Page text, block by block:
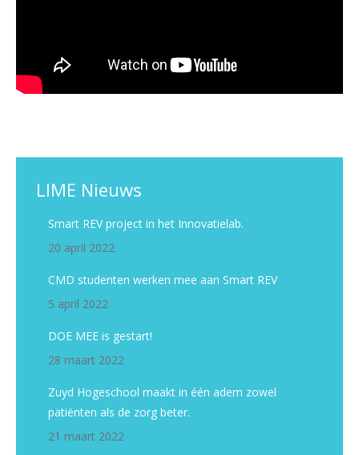
LIME Nieuws
Smart REV project in het Innovatielab.
20 april 2022
CMD studenten werken mee aan Smart REV
5 april 2022
DOE MEE is gestart!
28 maart 2022
Zuyd Hogeschool maakt in één adem zowel
patiënten als de zorg beter.
21 maart 2022